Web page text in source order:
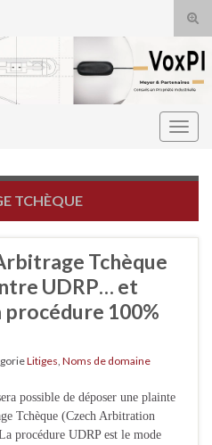
TCHÈQUE
Tchèque
UDRP… et
100%
Litiges Noms de domaine
possible de déposer une plainte
Tchèque (Czech Arbitration
procédure UDRP est le mode